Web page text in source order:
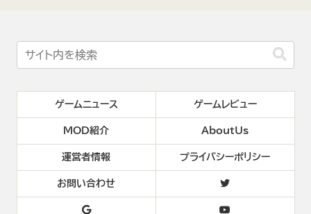
ゲームニュース ゲームレビュー
MOD紹介 AboutUs
運営者情報 プライバシーポリシー
お問い合わせ